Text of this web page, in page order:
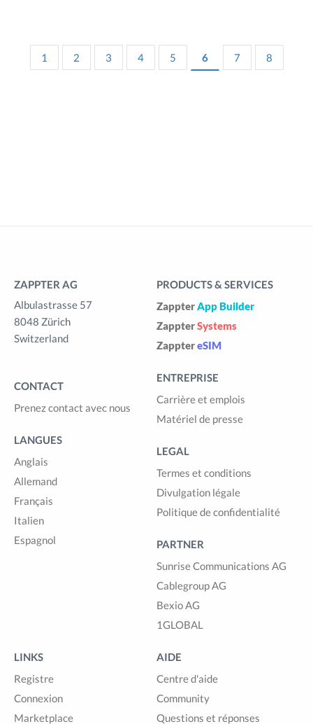
1 2 3 4 5 6 7 8
ZAPPTER AG
Albulastrasse 57
8048 Zürich
Switzerland
CONTACT
Prenez contact avec nous
LANGUES
Anglais
Allemand
Français
Italien
Espagnol
PRODUCTS & SERVICES
ZappterApp Builder
ZappterSystems
ZapptereSIM
ENTREPRISE
Carrière et emplois
Matériel de presse
LEGAL
Termes et conditions
Divulgation légale
Politique de confidentialité
PARTNER
Sunrise Communications AG
Cablegroup AG
Bexio AG
1GLOBAL
LINKS
Registre
Connexion
Marketplace
AIDE
Centre d'aide
Community
Questions et réponses